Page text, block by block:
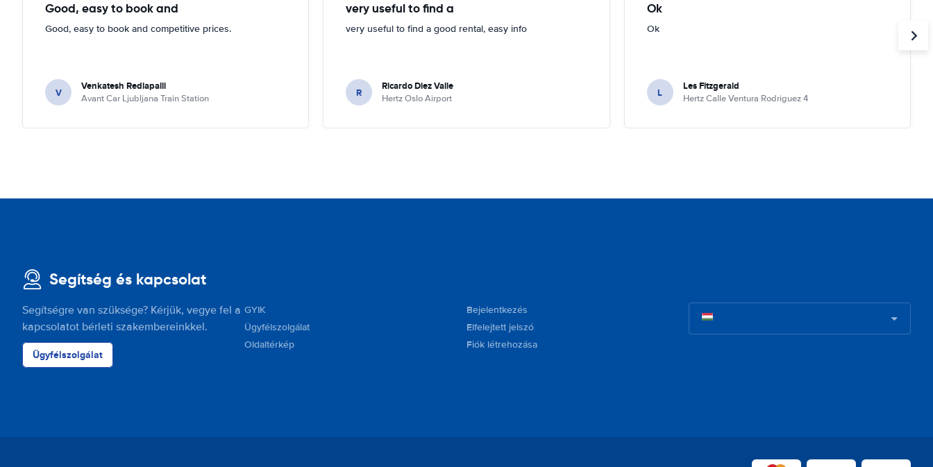
Megjelenítés a térképen
Ved Vesterport 3
Megjelenítés a térképen
Good, easy to book and
Good, easy to book and competitive prices.
V Venkatesh Redlapalli
Avant Car Ljubljana Train Station
very useful to find a
very useful to find a good rental, easy info
R Ricardo Diez Valle
Hertz Oslo Airport
Ok
Ok
L Les Fitzgerald
Hertz Calle Ventura Rodriguez 4
Segítség és kapcsolat
Segítségre van szüksége? Kérjük, vegye fel a
kapcsolatot bérleti szakembereinkkel.
Ügyfélszolgálat
GYIK
Ügyfélszolgálat
Oldaltérkép
Bejelentkezés
Elfelejtett jelszó
Fiók létrehozása